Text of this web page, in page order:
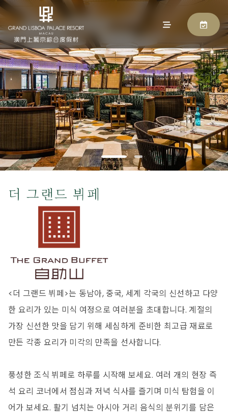
더 그랜드 뷔페
지금 예약하기
더 그랜드 뷔페
<더 그랜드 뷔페>는 동남아, 중국, 세계 각국의 신선하고 다양
한 요리가 있는 미식 여정으로 여러분을 초대합니다. 계절의
가장 신선한 맛을 담기 위해 세심하게 준비한 최고급 재료로
만든 각종 요리가 미각의 만족을 선사합니다.
풍성한 조식 뷔페로 하루를 시작해 보세요. 여러 개의 현장 즉
석 요리 코너에서 점심과 저녁 식사를 즐기며 미식 탐험을 이
어가 보세요. 활기 넘치는 아시아 거리 음식의 분위기를 담은